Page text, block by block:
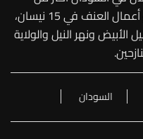
مليون شخص نزحوا داخليًا منذ اندلاع أعمال العنف في 15 نيسان،
الأبيض ونهر النيل والولاية
السودان